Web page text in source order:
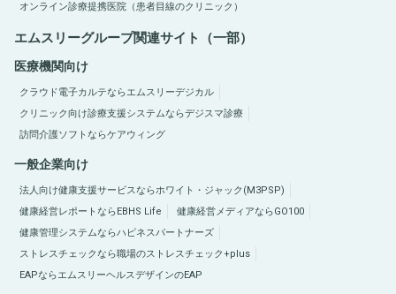
オンライン診療提携医院（患者目線のクリニック）
エムスリーグループ関連サイト（一部）
医療機関向け
クラウド電子カルテならエムスリーデジカル
クリニック向け診療支援システムならデジスマ診療
訪問介護ソフトならケアウィング
一般企業向け
法人向け健康支援サービスならホワイト・ジャック(M3PSP)
健康経営レポートならEBHS Life
健康経営メディアならGO100
健康管理システムならハピネスパートナーズ
ストレスチェックなら職場のストレスチェック+plus
EAPならエムスリーヘルスデザインのEAP